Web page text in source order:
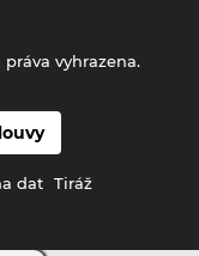
dat Tiráž
vyhrazena.